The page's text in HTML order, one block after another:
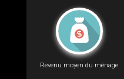
Revenu moyen du ménage